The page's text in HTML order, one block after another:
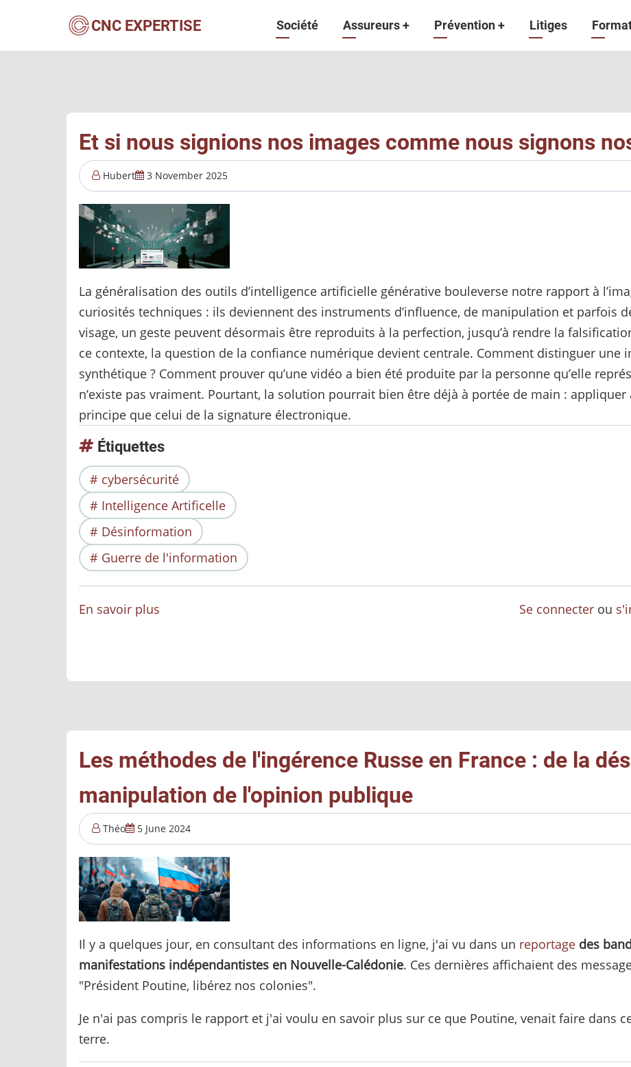
contenu
CNC EXPERTISE
Navigation
Société Assureurs+ Prévention+ Litiges
Et si nous signions nos images comme nous signons
Hubert 3 November 2025
La généralisation des outils d’intelligence artificielle générative bouleverse notre rapport à
curiosités techniques : ils deviennent des instruments d’influence, de manipulation et parfois
visage, un geste peuvent désormais être reproduits à la perfection, jusqu’à rendre la
ce contexte, la question de la confiance numérique devient centrale. Comment distinguer une
synthétique ? Comment prouver qu’une vidéo a bien été produite par la personne qu’elle
n’existe pas vraiment. Pourtant, la solution pourrait bien être déjà à portée de main :
principe que celui de la signature électronique.
Étiquettes
cybersécurité
Intelligence Artificelle
Désinformation
Guerre de l'information
En savoir plus
images
comme
signons
nos
documents
?
Se connecter ou
Les méthodes de l'ingérence Russe en France : de la
manipulation de l'opinion publique
Théo 5 June 2024
Il y a quelques jour, en consultant des informations en ligne, j'ai vu dans un reportage des
manifestations indépendantistes en Nouvelle-Calédonie. Ces dernières affichaient des
"Président Poutine, libérez nos colonies".
Je n'ai pas compris le rapport et j'ai voulu en savoir plus sur ce que Poutine, venait faire dans
terre.